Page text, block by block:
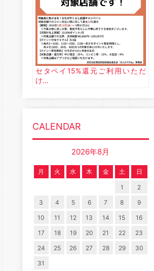
セタペイ15%還元ご利用いただ
け…
CALENDAR
2026年8月
月 火 水 木 金 土 日
1
2
3
4 5 6 7 8
9
10
11 12 13 14 15
16
17
18 19 20 21 22
23
24
25 26 27 28 29
30
31